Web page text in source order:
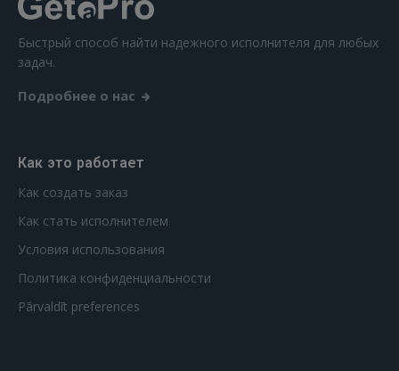
Быстрый способ найти надежного исполнителя для любых
задач.
Подробнее о нас
Как это работает
Как создать заказ
Как стать исполнителем
Условия использования
Политика конфиденциальности
Pārvaldīt preferences